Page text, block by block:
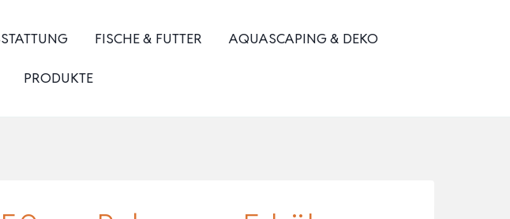
FISCHE & FUTTER AQUASCAPING & DEKO
PRODUKTE